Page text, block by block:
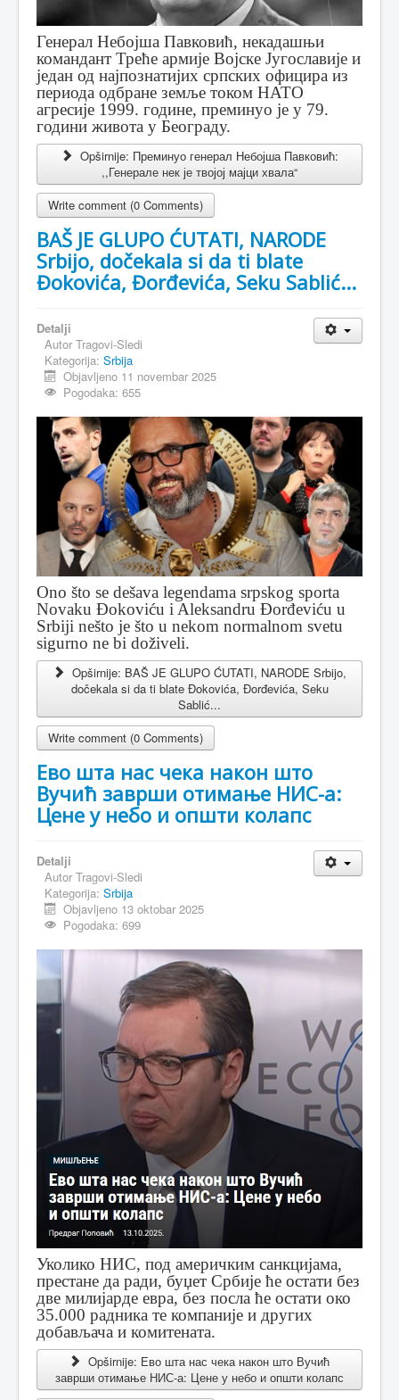
Генерал Небојша Павковић, некадашњи
командант Треће армије Војске Југославије и
један од најпознатијих српских официра из
периода одбране земље током НАТО
агресије 1999. године, преминуо је у 79.
години живота у Београду.
Opširnije: Преминуо генерал Небојша Павковић:
,,Генерале нек је твојој мајци хвала“
Write comment (0 Comments)
BAŠ JE GLUPO ĆUTATI, NARODE
Srbijo, dočekala si da ti blate
Đokovića, Đorđevića, Seku Sablić...
Detalji
Autor Tragovi-Sledi
Kategorija: Srbija
Objavljeno 11 novembar 2025
Pogodaka: 655
Ono što se dešava legendama srpskog sporta
Novaku Đokoviću i Aleksandru Đorđeviću u
Srbiji nešto je što u nekom normalnom svetu
sigurno ne bi doživeli.
Opširnije: BAŠ JE GLUPO ĆUTATI, NARODE Srbijo,
dočekala si da ti blate Đokovića, Đorđevića, Seku
Sablić...
Write comment (0 Comments)
Ево шта нас чека након што
Вучић заврши отимање НИС-а:
Цене у небо и општи колапс
Detalji
Autor Tragovi-Sledi
Kategorija: Srbija
Objavljeno 13 oktobar 2025
Pogodaka: 699
Уколико НИС, под америчким санкцијама,
престане да ради, буџет Србије ће остати без
две милијарде евра, без посла ће остати око
35.000 радника те компаније и других
добављача и комитената.
Opširnije: Ево шта нас чека након што Вучић
заврши отимање НИС-а: Цене у небо и општи колапс